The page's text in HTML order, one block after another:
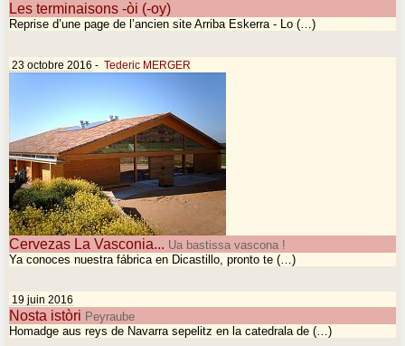
Les terminaisons -òi (-oy)
Reprise d’une page de l’ancien site Arriba Eskerra - Lo (…)
23 octobre 2016 - Tederic MERGER
Cervezas La Vasconia... Ua bastissa vascona !
Ya conoces nuestra fábrica en Dicastillo, pronto te (…)
19 juin 2016
Nosta istòri Peyraube
Homadge aus reys de Navarra sepelitz en la catedrala de (…)